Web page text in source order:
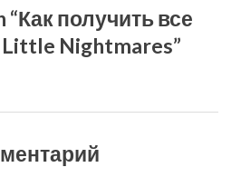
“Как получить все
Nightmares”